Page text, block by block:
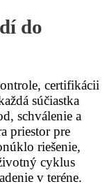
do
certifikácii
súčiastka
schválenie a
priestor pre
riešenie,
cyklus
v teréne.